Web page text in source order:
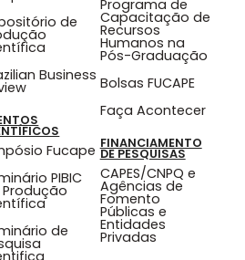
de
Business
Fucape
PIBIC
de
Programa de
Capacitação de
Recursos
Humanos na
Pós-Graduação
Bolsas FUCAPE
Faça Acontecer
FINANCIAMENTO
DE PESQUISAS
CAPES/CNPQ e
Agências de
Fomento
Públicas e
Entidades
Privadas